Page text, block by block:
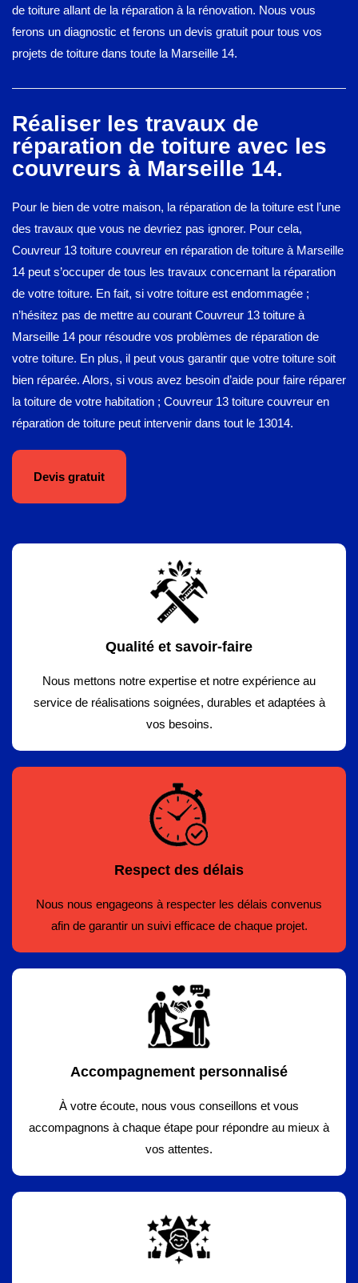
de toiture allant de la réparation à la rénovation. Nous vous
ferons un diagnostic et ferons un devis gratuit pour tous vos
projets de toiture dans toute la Marseille 14.
Réaliser les travaux de
réparation de toiture avec les
couvreurs à Marseille 14.
Pour le bien de votre maison, la réparation de la toiture est l’une
des travaux que vous ne devriez pas ignorer. Pour cela,
Couvreur 13 toiture couvreur en réparation de toiture à Marseille
14 peut s’occuper de tous les travaux concernant la réparation
de votre toiture. En fait, si votre toiture est endommagée ;
n’hésitez pas de mettre au courant Couvreur 13 toiture à
Marseille 14 pour résoudre vos problèmes de réparation de
votre toiture. En plus, il peut vous garantir que votre toiture soit
bien réparée. Alors, si vous avez besoin d’aide pour faire réparer
la toiture de votre habitation ; Couvreur 13 toiture couvreur en
réparation de toiture peut intervenir dans tout le 13014.
Devis gratuit
Qualité et savoir-faire
Nous mettons notre expertise et notre expérience au
service de réalisations soignées, durables et adaptées à
vos besoins.
Respect des délais
Nous nous engageons à respecter les délais convenus
afin de garantir un suivi efficace de chaque projet.
Accompagnement personnalisé
À votre écoute, nous vous conseillons et vous
accompagnons à chaque étape pour répondre au mieux à
vos attentes.